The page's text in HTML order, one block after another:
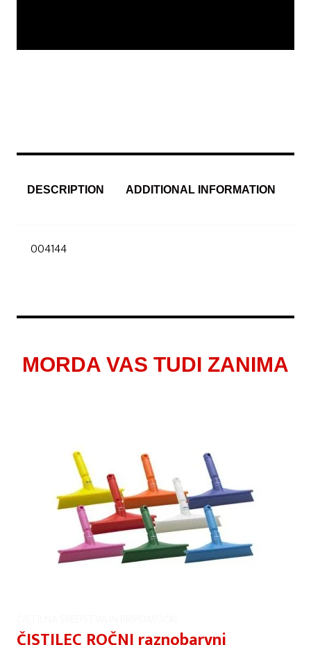
DESCRIPTION ADDITIONAL INFORMATION
004144
MORDA VAS TUDI ZANIMA